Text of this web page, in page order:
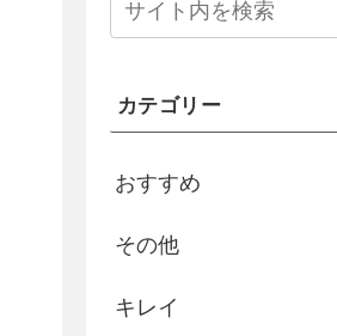
カテゴリー
おすすめ
その他
キレイ